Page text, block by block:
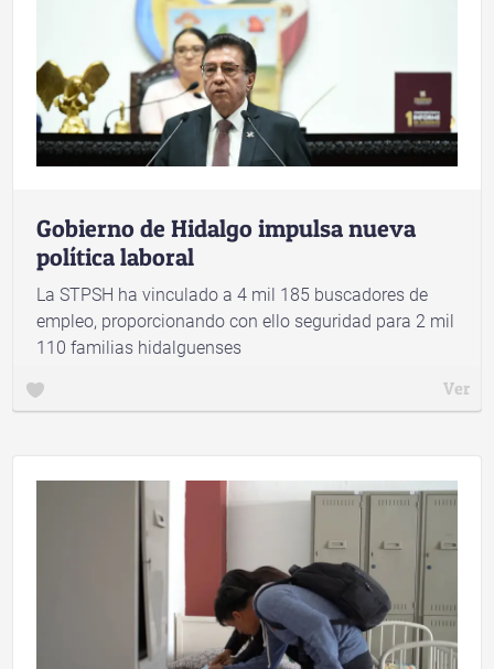
Gobierno de Hidalgo impulsa nueva
política laboral
La STPSH ha vinculado a 4 mil 185 buscadores de
empleo, proporcionando con ello seguridad para 2 mil
110 familias hidalguenses
Ver